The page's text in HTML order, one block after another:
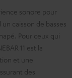
sonore pour
caisson de basses
Pour ceux qui
11 est la
et une
des